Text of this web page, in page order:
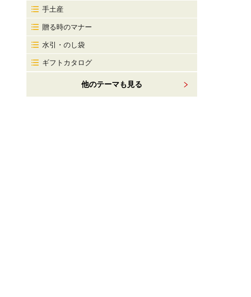
手土産
贈る時のマナー
水引・のし袋
ギフトカタログ
他のテーマも見る